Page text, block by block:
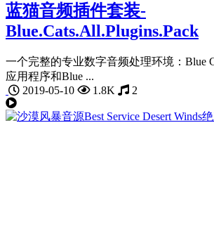
蓝猫音频插件套装-
Blue.Cats.All.Plugins.Pack
一个完整的专业数字音频处理环境：Blue
应用程序和Blue ...
2019-05-10
1.8K 2